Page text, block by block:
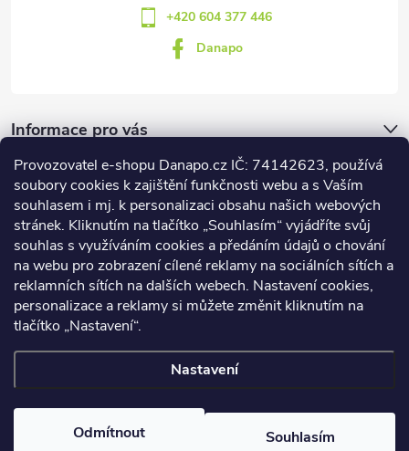
Provozovatel e-shopu Danapo.cz IČ: 74142623, používá
soubory cookies k zajištění funkčnosti webu a s Vaším
souhlasem i mj. k personalizaci obsahu našich webových
stránek. Kliknutím na tlačítko „Souhlasím“ vyjádříte svůj
souhlas s využíváním cookies a předáním údajů o chování
na webu pro zobrazení cílené reklamy na sociálních sítích a
reklamních sítích na dalších webech. Nastavení cookies,
personalizace a reklamy si můžete změnit kliknutím na
tlačítko „Nastavení“.
Nastavení
Odmítnout Souhlasím
+420 604 377 446
Danapo
Informace pro vás
Dotazník
Co upřednosťnujete?
Počet hlasů:437
Facebook
Upravit nastavení cookies